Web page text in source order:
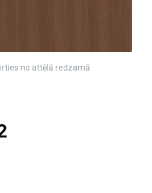
no attēlā redzamā